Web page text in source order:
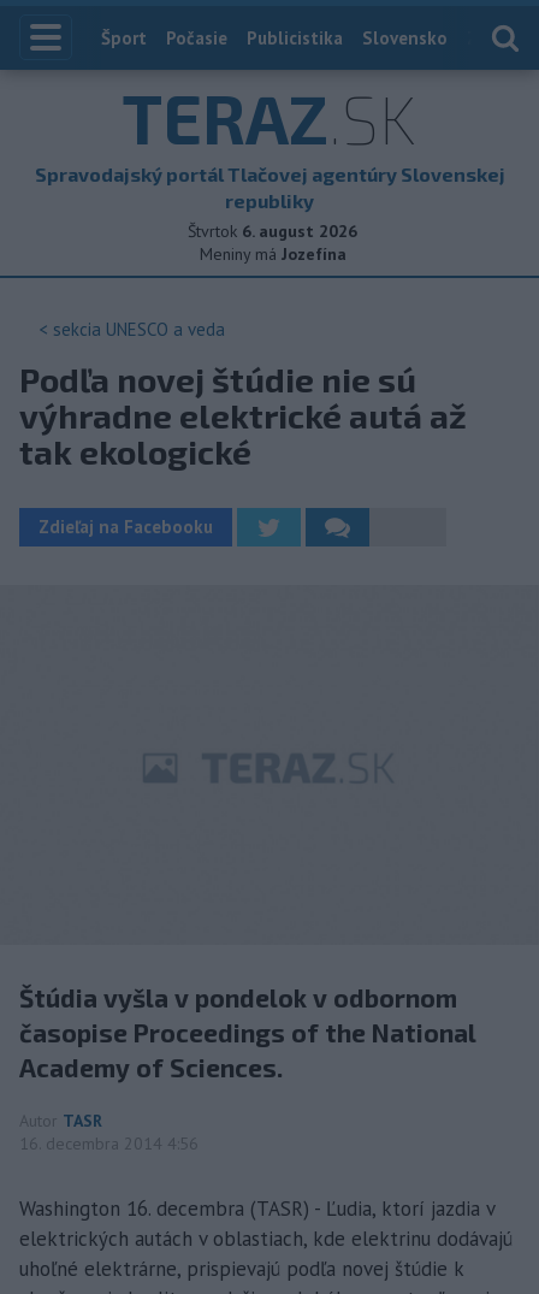
Index
Šport Počasie Publicistika Slovensko
TERAZ.SK
Spravodajský portál Tlačovej agentúry Slovenskej
republiky
Štvrtok 6. august 2026
Meniny má Jozefína
< sekcia UNESCO a veda
Podľa novej štúdie nie sú
výhradne elektrické autá až
tak ekologické
Zdieľaj na Facebooku
Štúdia vyšla v pondelok v odbornom
časopise Proceedings of the National
Academy of Sciences.
Autor TASR
16. decembra 2014 4:56
Washington 16. decembra (TASR) - Ľudia, ktorí jazdia v
elektrických autách v oblastiach, kde elektrinu dodávajú
uhoľné elektrárne, prispievajú podľa novej štúdie k